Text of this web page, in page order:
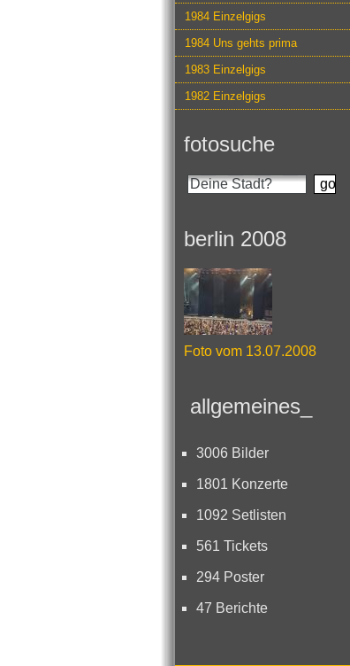
1984 Einzelgigs
1984 Uns gehts prima
1983 Einzelgigs
1982 Einzelgigs
fotosuche
berlin 2008
Foto vom 13.07.2008
allgemeines_
3006 Bilder
1801 Konzerte
1092 Setlisten
561 Tickets
294 Poster
47 Berichte